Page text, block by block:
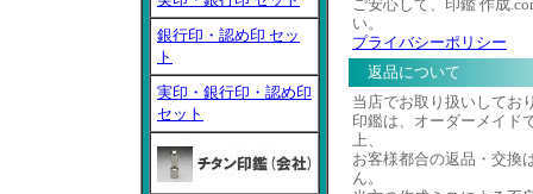
銀行印・認め印 セッ
ト
実印・銀行印・認め印
セット
ご安心して、印鑑 作成
い。
プライバシーポリシー
返品について
当店でお取り扱いしてお
印鑑は、オーダーメイド
上、
お客様都合の返品・交換
ん。